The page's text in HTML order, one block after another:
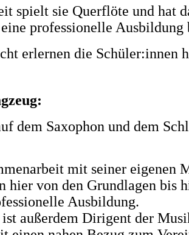
spielt sie Querflöte und hat
professionelle Ausbildung
erlernen die Schüler:innen
dem Saxophon und dem
mit seiner eigenen
hier von den Grundlagen bis
Ausbildung.
außerdem Dirigent der